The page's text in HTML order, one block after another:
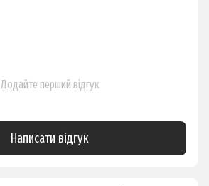
Додайте перший відгук
Написати відгук